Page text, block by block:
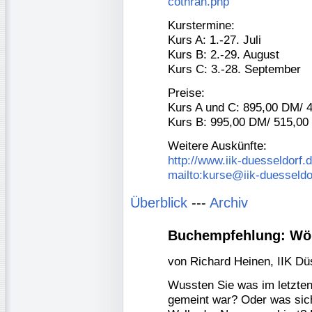
Kurstermine:
Kurs A: 1.-27. Juli
Kurs B: 2.-29. August
Kurs C: 3.-28. September
Preise:
Kurs A und C: 895,00 DM/
Kurs B: 995,00 DM/ 515,00
Weitere Auskünfte:
http://www.iik-
mailto:kurse@iik-
Überblick --- Archiv
Buchempfehlung:
von Richard Heinen, IIK
Wussten Sie was im
gemeint war? Oder was